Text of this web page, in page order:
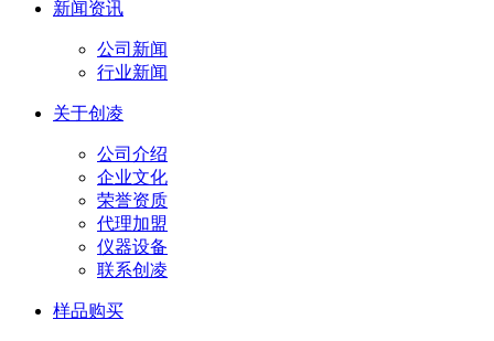
新闻资讯
公司新闻
行业新闻
关于创凌
公司介绍
企业文化
荣誉资质
代理加盟
仪器设备
联系创凌
样品购买